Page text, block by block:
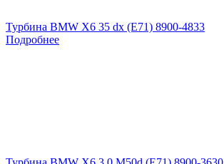
Турбина BMW X6 35 dx (E71) 8900-4833
Подробнее